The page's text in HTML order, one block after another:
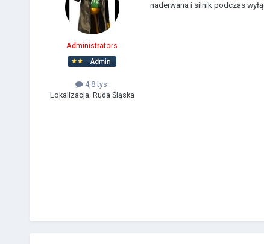
Administrators
4,8 tys.
Lokalizacja: Ruda Śląska
naderwana i silnik podczas